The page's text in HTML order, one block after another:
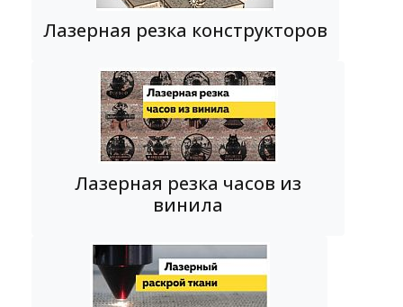
Лазерная резка конструкторов
Лазерная резка часов из
винила